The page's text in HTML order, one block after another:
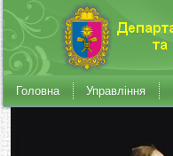
Головна Управління